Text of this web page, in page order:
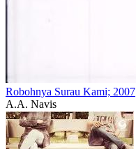
Robohnya Surau Kami; 2007
A.A. Navis